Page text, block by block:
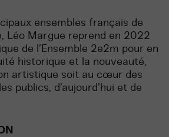
ensembles français de
Léo Margue reprend en 2022
de l’Ensemble 2e2m pour en
historique et la nouveauté,
artistique soit au cœur des
publics, d’aujourd’hui et de